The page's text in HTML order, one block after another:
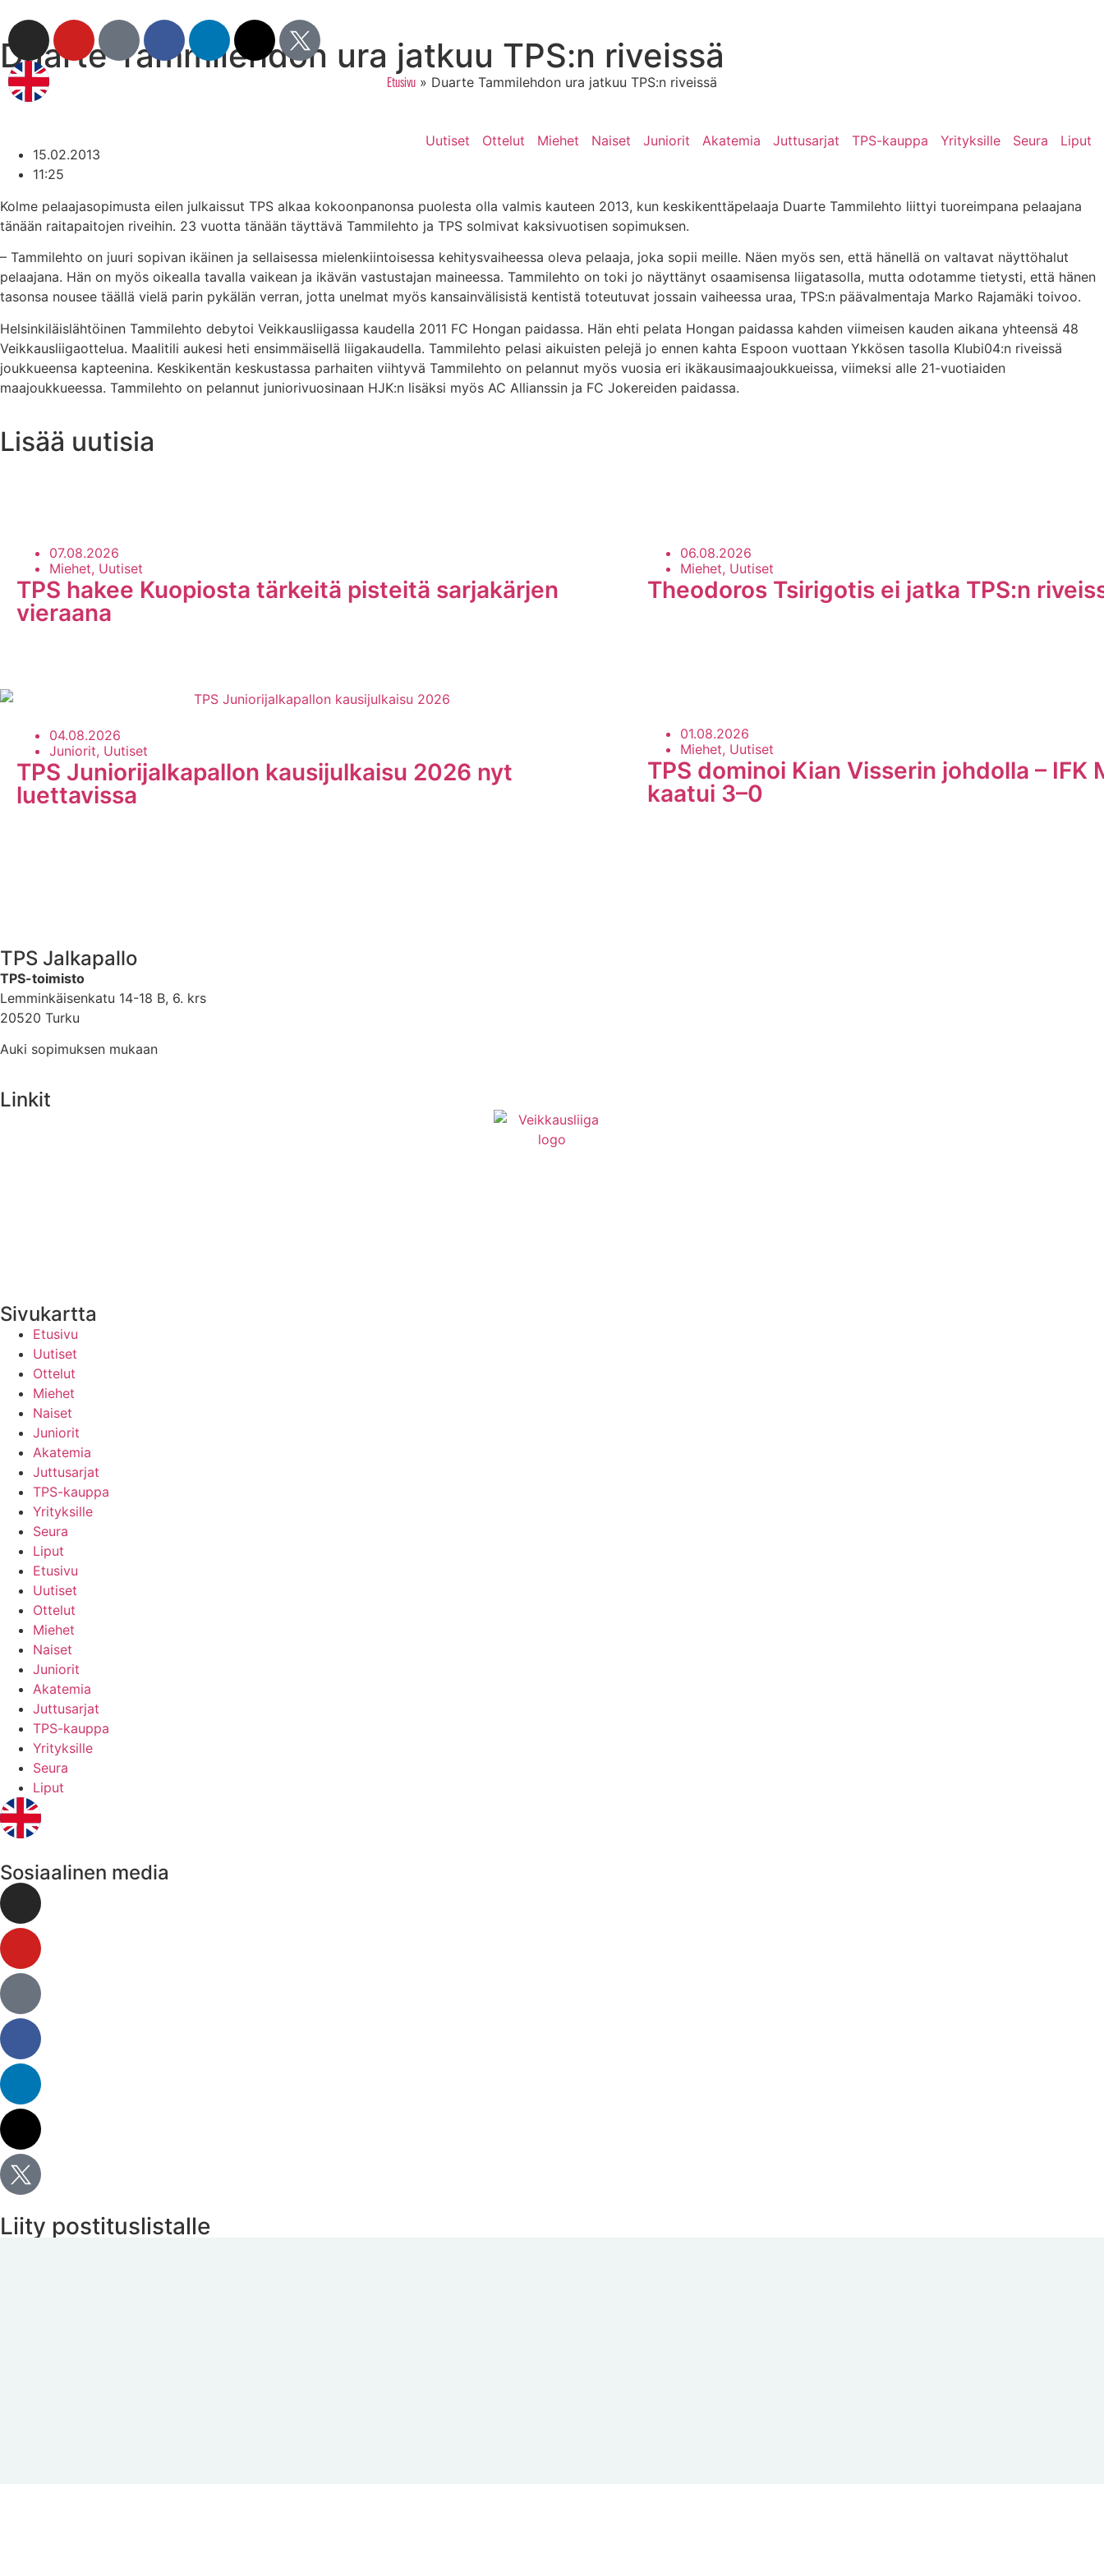
Uutiset Ottelut Miehet Naiset Juniorit Akatemia Juttusarjat TPS-kauppa Yrityksille Seura Liput
Duarte Tammilehdon ura jatkuu TPS:n riveissä
Etusivu » Duarte Tammilehdon ura jatkuu TPS:n riveissä
15.02.2013
11:25
Kolme pelaajasopimusta eilen julkaissut TPS alkaa kokoonpanonsa puolesta olla valmis kauteen 2013, kun keskikenttäpelaaja Duarte Tammilehto liittyi tuoreimpana pelaajana
tänään raitapaitojen riveihin. 23 vuotta tänään täyttävä Tammilehto ja TPS solmivat kaksivuotisen sopimuksen.
– Tammilehto on juuri sopivan ikäinen ja sellaisessa mielenkiintoisessa kehitysvaiheessa oleva pelaaja, joka sopii meille. Näen myös sen, että hänellä on valtavat näyttöhalut
pelaajana. Hän on myös oikealla tavalla vaikean ja ikävän vastustajan maineessa. Tammilehto on toki jo näyttänyt osaamisensa liigatasolla, mutta odotamme tietysti, että hänen
tasonsa nousee täällä vielä parin pykälän verran, jotta unelmat myös kansainvälisistä kentistä toteutuvat jossain vaiheessa uraa, TPS:n päävalmentaja Marko Rajamäki toivoo.
Helsinkiläislähtöinen Tammilehto debytoi Veikkausliigassa kaudella 2011 FC Hongan paidassa. Hän ehti pelata Hongan paidassa kahden viimeisen kauden aikana yhteensä 48
Veikkausliigaottelua. Maalitili aukesi heti ensimmäisellä liigakaudella. Tammilehto pelasi aikuisten pelejä jo ennen kahta Espoon vuottaan Ykkösen tasolla Klubi04:n riveissä
joukkueensa kapteenina. Keskikentän keskustassa parhaiten viihtyvä Tammilehto on pelannut myös vuosia eri ikäkausimaajoukkueissa, viimeksi alle 21-vuotiaiden
maajoukkueessa. Tammilehto on pelannut juniorivuosinaan HJK:n lisäksi myös AC Allianssin ja FC Jokereiden paidassa.
Lisää uutisia
07.08.2026
Miehet, Uutiset
TPS hakee Kuopiosta tärkeitä pisteitä sarjakärjen
vieraana
06.08.2026
Miehet, Uutiset
Theodoros Tsirigotis ei jatka TPS:n
04.08.2026
Juniorit, Uutiset
TPS Juniorijalkapallon kausijulkaisu 2026 nyt
luettavissa
01.08.2026
Miehet, Uutiset
TPS dominoi Kian Visserin johdolla – IFK
kaatui 3–0
TPS Jalkapallo
TPS-toimisto
Lemminkäisenkatu 14-18 B, 6. krs
20520 Turku
Auki sopimuksen mukaan
Linkit
Sivukartta
Etusivu
Uutiset
Ottelut
Miehet
Naiset
Juniorit
Akatemia
Juttusarjat
TPS-kauppa
Yrityksille
Seura
Liput
Etusivu
Uutiset
Ottelut
Miehet
Naiset
Juniorit
Akatemia
Juttusarjat
TPS-kauppa
Yrityksille
Seura
Liput
Sosiaalinen media
Liity postituslistalle